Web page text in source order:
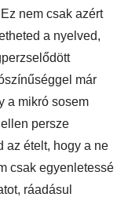
nem csak azért
a nyelved,
már
a mikró sosem
persze
az ételt, hogy a ne
csak egyenletessé
ráadásul